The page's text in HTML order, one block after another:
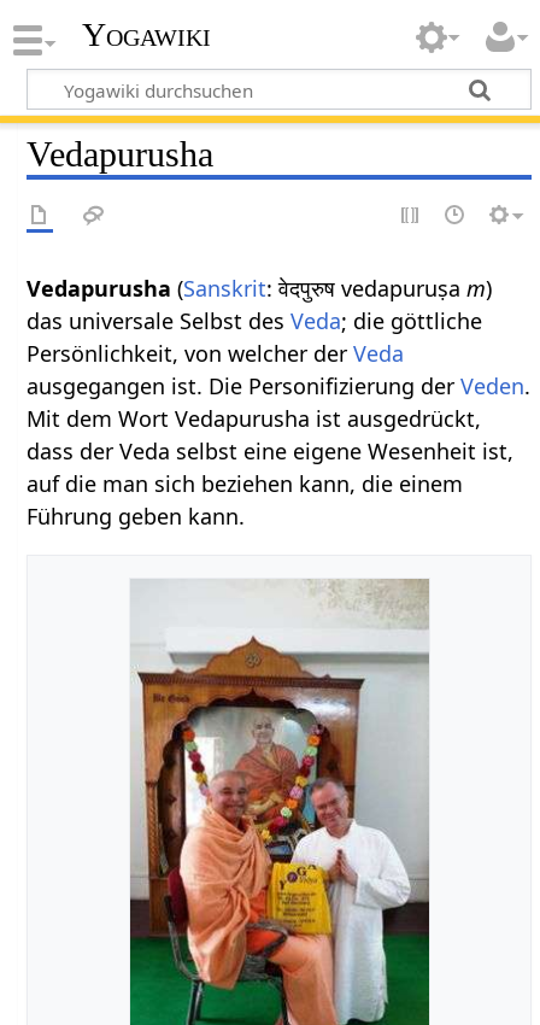
Yogawiki
Vedapurusha
Vedapurusha (Sanskrit: वेदपुरुष vedapuruṣam)
das universale Selbst desVeda; die göttliche
Persönlichkeit, von welcher derVeda
ausgegangen ist. Die Personifizierung derVeden.
Mit dem Wort Vedapurusha ist ausgedrückt,
dass der Veda selbst eine eigene Wesenheit ist,
auf die man sich beziehen kann, die einem
Führung geben kann.